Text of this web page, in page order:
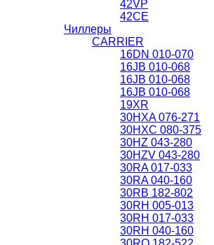
42VP
42СЕ
Чиллеры
CARRIER
16DN 010-070
16JB 010-068
16JB 010-068
16JB 010-068
19XR
30HXA 076-271
30HXС 080-375
30HZ 043-280
30HZV 043-280
30RA 017-033
30RA 040-160
30RB 182-802
30RH 005-013
30RH 017-033
30RH 040-160